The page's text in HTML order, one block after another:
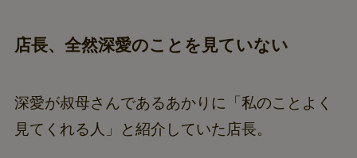
店長、全然深愛のことを見ていない
深愛が叔母さんであるあかりに「私のことよく
見てくれる人」と紹介していた店長。